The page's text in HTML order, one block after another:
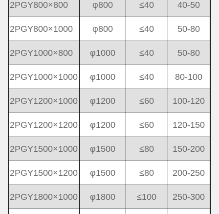
2PGY800×800 φ800 ≤40 40-50
2PGY800×1000 φ800 ≤40 50-80
2PGY1000×800 φ1000 ≤40 50-80
2PGY1000×1000 φ1000 ≤40 80-100
2PGY1200×1000 φ1200 ≤60 100-120
2PGY1200×1200 φ1200 ≤60 120-150
2PGY1500×1000 φ1500 ≤80 150-200
2PGY1500×1200 φ1500 ≤80 200-250
2PGY1800×1000 φ1800 ≤100 250-300